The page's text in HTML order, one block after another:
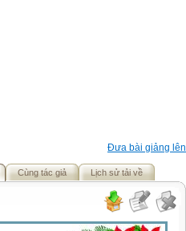
Đưa bài giảng lên
Cùng tác giả Lịch sử tải về